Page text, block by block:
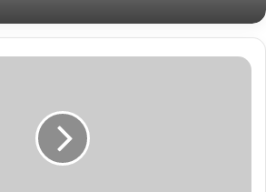
اتحاد